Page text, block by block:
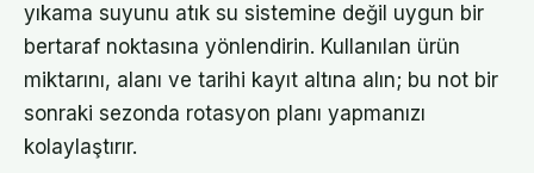
yıkama suyunu atık su sistemine değil uygun bir
bertaraf noktasına yönlendirin. Kullanılan ürün
miktarını, alanı ve tarihi kayıt altına alın; bu not bir
sonraki sezonda rotasyon planı yapmanızı
kolaylaştırır.